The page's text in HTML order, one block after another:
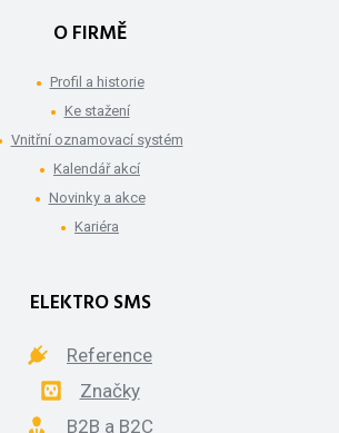
O FIRMĚ
Profil a historie
Ke stažení
Vnitřní oznamovací systém
Kalendář akcí
Novinky a akce
Kariéra
ELEKTRO SMS
Reference
Značky
B2B a B2C